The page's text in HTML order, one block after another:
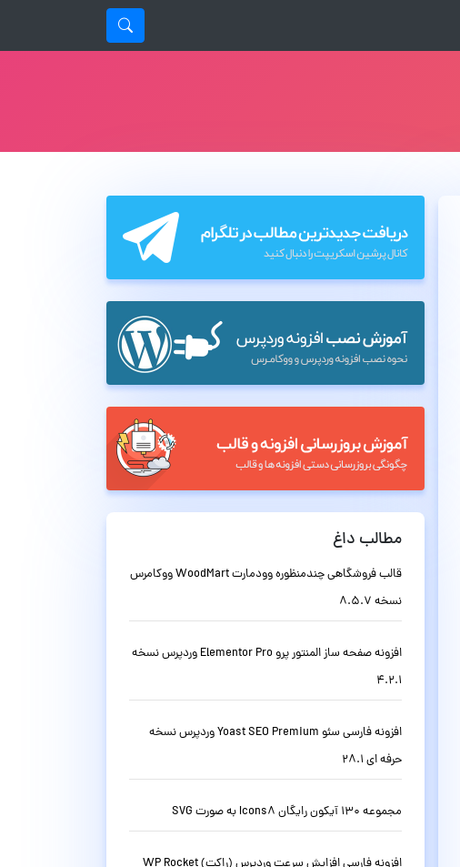
مطالب داغ
قالب فروشگاهی چندمنظوره وودمارت WoodMart ووکامرس
نسخه 8.5.7
افزونه صفحه ساز المنتور پرو Elementor Pro وردپرس نسخه
4.2.1
افزونه فارسی سئو Yoast SEO Premium وردپرس نسخه
حرفه ای 28.1
مجموعه 130 آیکون رایگان Icons8 به صورت SVG